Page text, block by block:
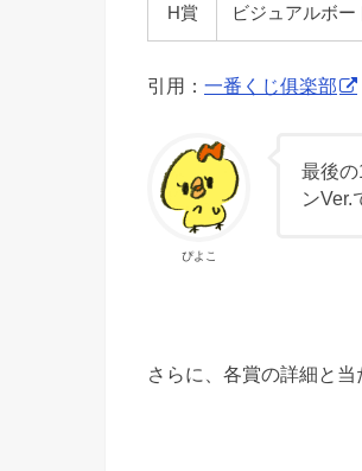
H賞 ビジュアルボー
引用： 一番くじ俱楽部
ぴよこ
最後
ンVer.
さらに、各賞の詳細と